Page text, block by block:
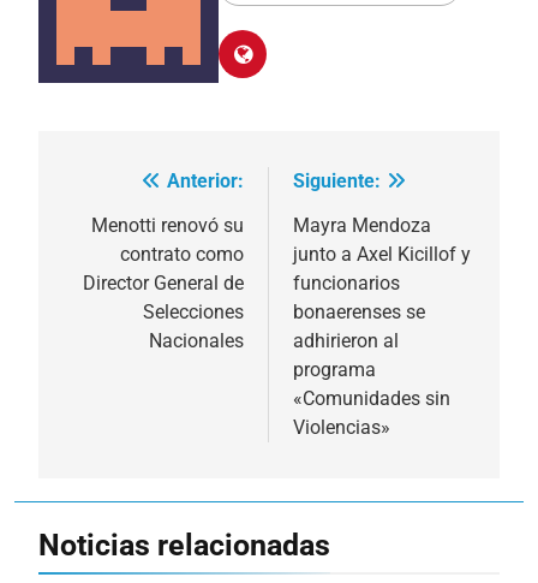
Navegación
de
entradas
Anterior:
Menotti renovó su
contrato como
Director General de
Selecciones
Nacionales
Siguiente:
Mayra Mendoza
junto a Axel Kicillof y
funcionarios
bonaerenses se
adhirieron al
programa
«Comunidades sin
Violencias»
Noticias relacionadas